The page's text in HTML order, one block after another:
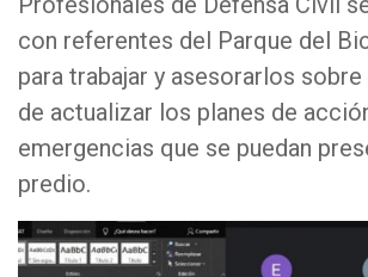
con referentes del Parque del
para trabajar y asesorarlos
de actualizar los planes de
emergencias que se puedan
predio.